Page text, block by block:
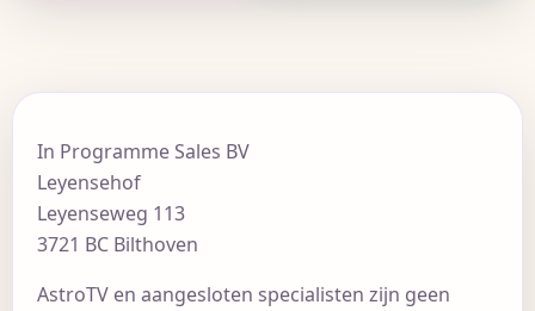
In Programme Sales BV
Leyensehof
Leyenseweg 113
3721 BC Bilthoven
AstroTV en aangesloten specialisten zijn geen